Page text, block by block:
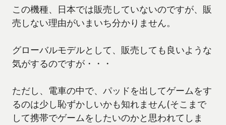
この機種、日本では販売していないのですが、販
売しない理由がいまいち分かりません。
グローバルモデルとして、販売しても良いような
気がするのですが・・・
ただし、電車の中で、パッドを出してゲームをす
るのは少し恥ずかしいかも知れません(そこまで
して携帯でゲームをしたいのかと思われてしま